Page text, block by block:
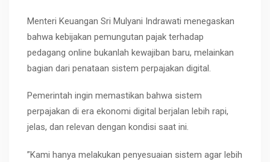
Menteri Keuangan Sri Mulyani Indrawati menegaskan
bahwa kebijakan pemungutan pajak terhadap
pedagang online bukanlah kewajiban baru, melainkan
bagian dari penataan sistem perpajakan digital.
Pemerintah ingin memastikan bahwa sistem
perpajakan di era ekonomi digital berjalan lebih rapi,
jelas, dan relevan dengan kondisi saat ini.
”Kami hanya melakukan penyesuaian sistem agar lebih